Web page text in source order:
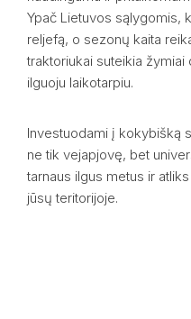
Ypač Lietuvos sąlygomis,
reljefą, o sezonų kaita
traktoriukai suteikia
ilguoju laikotarpiu.
Investuodami į kokybišką
ne tik vejapjovę, bet
tarnaus ilgus metus ir
jūsų teritorijoje.